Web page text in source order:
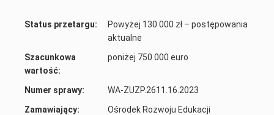
Status przetargu:
Powyżej 130 000 zł – postępowania
aktualne
Szacunkowa
wartość:
poniżej 750 000 euro
Numer sprawy:
WA-ZUZP.2611.16.2023
Zamawiający:
Ośrodek Rozwoju Edukacji